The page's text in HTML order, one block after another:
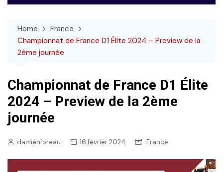
Home
France
Championnat de France D1 Élite 2024 – Preview de la
2ème journée
Championnat de France D1 Élite
2024 – Preview de la 2ème
journée
damienforeau 16 février 2024 France